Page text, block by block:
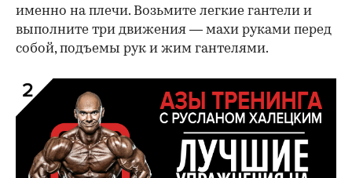
00:00 00:00
именно на плечи. Возьмите легкие гантели и
выполните три движения — махи руками перед
собой, подъемы рук и жим гантелями.